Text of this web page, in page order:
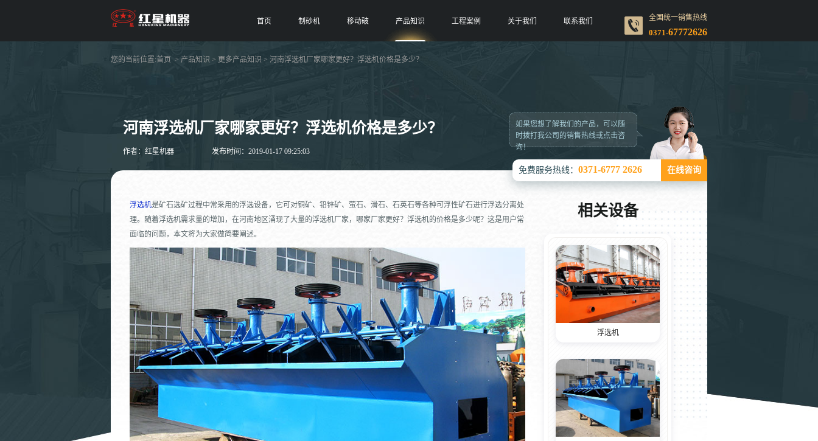
全国统一销售热线
0371-67772626
首页 制砂机 移动破 产品知识 工程案例 关于我们 联系我们
您的当前位置:首页 > 产品知识 > 更多产品知识 > 河南浮选机厂家哪家更好？浮选机价格是多少？
河南浮选机厂家哪家更好？浮选机价格是多少？
作者：红星机器 发布时间：2019-01-17 09:25:03
浮选机是矿石选矿过程中常采用的浮选设备，它可对铜矿、铅锌矿、萤石、滑石、石英石等各种可浮性矿石进行浮选分离处
理。随着浮选机需求量的增加，在河南地区涌现了大量的浮选机厂家，哪家厂家更好？浮选机的价格是多少呢？这是用户常
面临的问题，本文将为大家做简要阐述。
免费服务热线： 0371-6777 2626 在线咨询
如果您想了解我们的产品，可以随
时拨打我公司的销售热线或点击咨
询！
相关设备
浮选机